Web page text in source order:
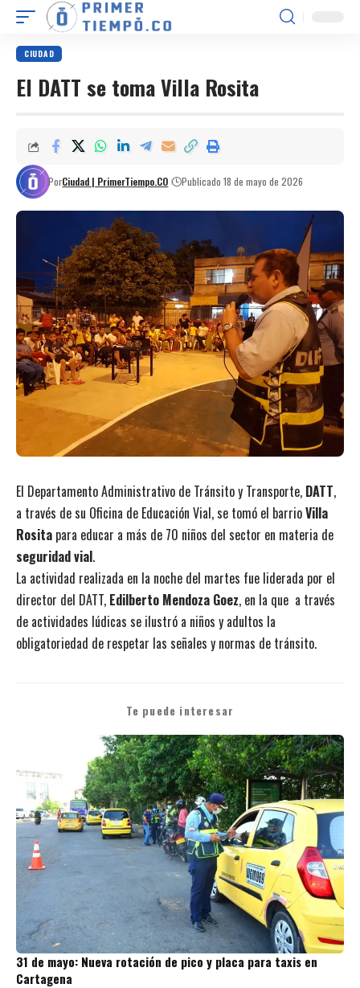
CIUDAD
El DATT se toma Villa Rosita
PorCiudad | PrimerTiempo.CO Publicado 18 de mayo de 2026
El Departamento Administrativo de Tránsito y Transporte, DATT,
a través de su Oficina de Educación Vial, se tomó el barrioVilla
Rosita para educar a más de 70 niños del sector en materia de
seguridad vial.
La actividad realizada en la noche del martes fue liderada por el
director del DATT, Edilberto Mendoza Goez, en la que a través
de actividades lúdicas se ilustró a niños y adultos la
obligatoriedad de respetar las señales y normas de tránsito.
Te puede interesar
31 de mayo: Nueva rotación de pico y placa para taxis en
Cartagena